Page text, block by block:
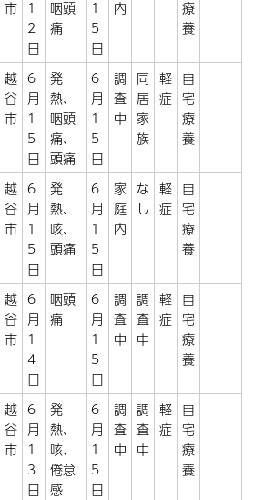
市 1
2
日
咽頭
痛
1
5
日
内
療
養
越
谷
市
6
月
1
5
日
発
熱、
咽頭
痛、
頭痛
6
月
1
5
日
調
査
中
同
居
家
族
軽
症
自
宅
療
養
越
谷
市
6
月
1
5
日
発
熱、
咳、
頭痛
6
月
1
5
日
家
庭
内
な
し
軽
症
自
宅
療
養
越
谷
市
6
月
1
4
日
咽頭
痛
6
月
1
5
日
調
査
中
調
査
中
軽
症
自
宅
療
養
越
谷
市
6
月
1
3
日
発
熱、
咳、
倦怠
感
6
月
1
5
日
調
査
中
調
査
中
軽
症
自
宅
療
養